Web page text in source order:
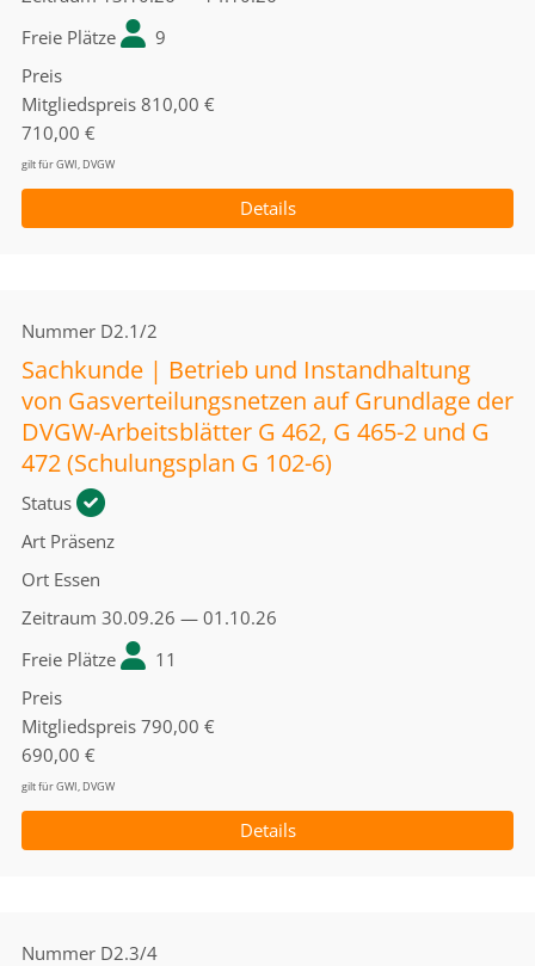
Freie Plätze
9
Preis
Mitgliedspreis 810,00 €
710,00 €
gilt für GWI, DVGW
Details
Nummer D2.1/2
Sachkunde | Betrieb und Instandhaltung
von Gasverteilungsnetzen auf Grundlage der
DVGW-Arbeitsblätter G 462, G 465-2 und G
472 (Schulungsplan G 102-6)
Status
Art Präsenz
Ort Essen
Zeitraum 30.09.26 — 01.10.26
Freie Plätze
11
Preis
Mitgliedspreis 790,00 €
690,00 €
gilt für GWI, DVGW
Details
Nummer D2.3/4